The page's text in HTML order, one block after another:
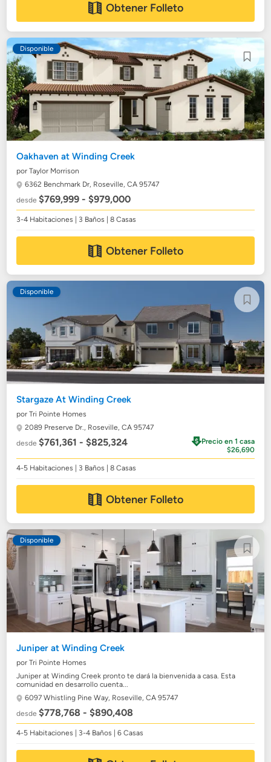
Obtener Folleto
Disponible
Oakhaven at Winding Creek
por Taylor Morrison
6362 Benchmark Dr, Roseville, CA 95747
desde$769,999 - $979,000
3-4 Habitaciones | 3 Baños | 8 Casas
Obtener Folleto
Disponible
Stargaze At Winding Creek
por Tri Pointe Homes
2089 Preserve Dr., Roseville, CA 95747
desde$761,361 - $825,324
Precio en 1 casa
$26,690
4-5 Habitaciones | 3 Baños | 8 Casas
Obtener Folleto
Disponible
Juniper at Winding Creek
por Tri Pointe Homes
Juniper at Winding Creek pronto te dará la bienvenida a casa. Esta
comunidad en desarrollo cuenta...
6097 Whistling Pine Way, Roseville, CA 95747
desde$778,768 - $890,408
4-5 Habitaciones | 3-4 Baños | 6 Casas